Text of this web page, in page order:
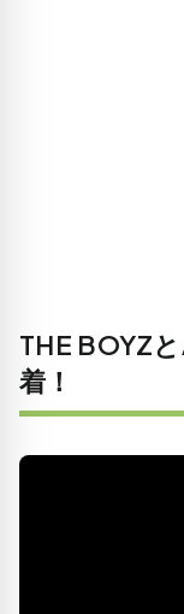
THE BOYZ
着！